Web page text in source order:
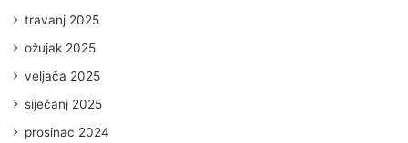
travanj 2025
ožujak 2025
veljača 2025
siječanj 2025
prosinac 2024